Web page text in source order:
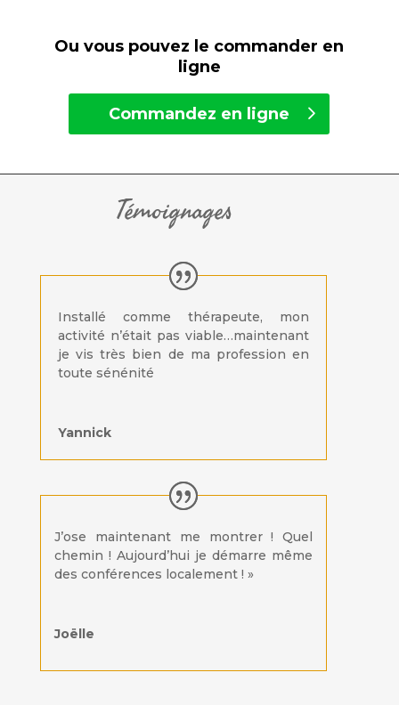
Ou vous pouvez le commander en
ligne
Commandez en ligne
Témoignages
Installé comme thérapeute, mon
activité n’était pas viable…maintenant
je vis très bien de ma profession en
toute sénénité
Yannick
J’ose maintenant me montrer ! Quel
chemin ! Aujourd’hui je démarre même
des conférences localement ! »
Joëlle